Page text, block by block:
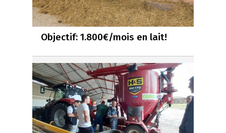
Objectif: 1.800€/mois en lait!